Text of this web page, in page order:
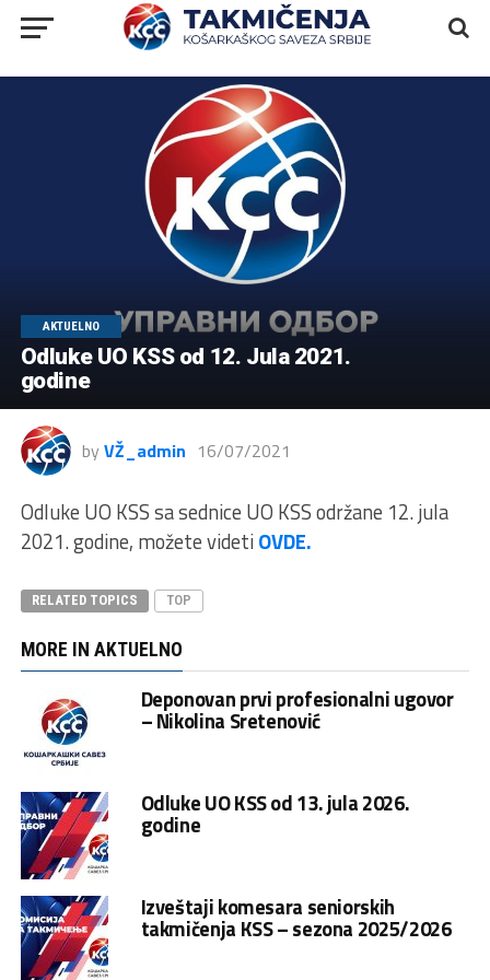
AKTUELNO
Odluke UO KSS od 12. Jula 2021.
godine
by VŽ_admin 16/07/2021
Odluke UO KSS sa sednice UO KSS održane 12. jula
2021. godine, možete videtiOVDE.
RELATED TOPICS TOP
MORE IN AKTUELNO
Deponovan prvi profesionalni ugovor
– Nikolina Sretenović
Odluke UO KSS od 13. jula 2026.
godine
Izveštaji komesara seniorskih
takmičenja KSS – sezona 2025/2026